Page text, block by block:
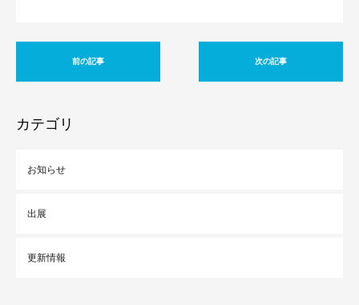
前の記事 次の記事
カテゴリ
お知らせ
出展
更新情報